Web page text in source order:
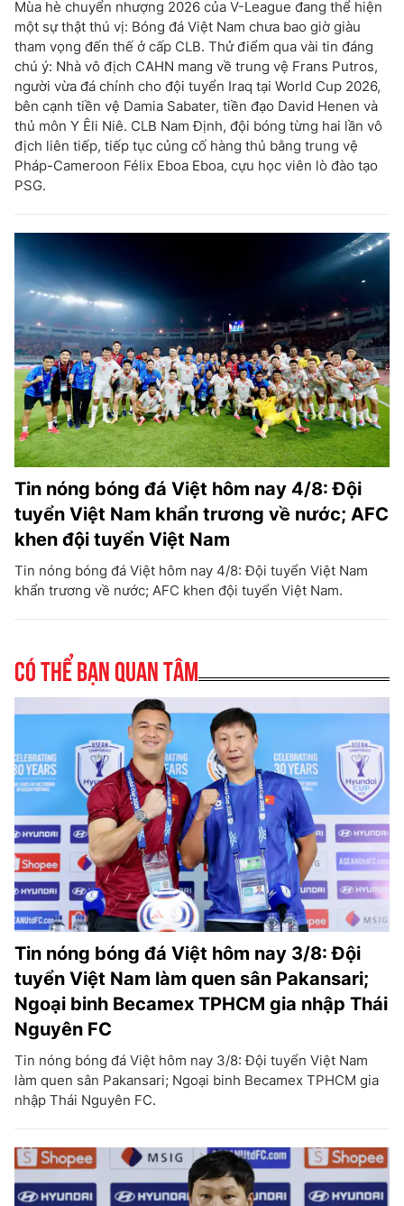
Mùa hè chuyển nhượng 2026 của V-League đang thể hiện
một sự thật thú vị: Bóng đá Việt Nam chưa bao giờ giàu
tham vọng đến thế ở cấp CLB. Thử điểm qua vài tin đáng
chú ý: Nhà vô địch CAHN mang về trung vệ Frans Putros,
người vừa đá chính cho đội tuyển Iraq tại World Cup 2026,
bên cạnh tiền vệ Damia Sabater, tiền đạo David Henen và
thủ môn Y Êli Niê. CLB Nam Định, đội bóng từng hai lần vô
địch liên tiếp, tiếp tục củng cố hàng thủ bằng trung vệ
Pháp-Cameroon Félix Eboa Eboa, cựu học viên lò đào tạo
PSG.
Tin nóng bóng đá Việt hôm nay 4/8: Đội
tuyển Việt Nam khẩn trương về nước; AFC
khen đội tuyển Việt Nam
Tin nóng bóng đá Việt hôm nay 4/8: Đội tuyển Việt Nam
khẩn trương về nước; AFC khen đội tuyển Việt Nam.
Có thể bạn quan tâm
Tin nóng bóng đá Việt hôm nay 3/8: Đội
tuyển Việt Nam làm quen sân Pakansari;
Ngoại binh Becamex TPHCM gia nhập Thái
Nguyên FC
Tin nóng bóng đá Việt hôm nay 3/8: Đội tuyển Việt Nam
làm quen sân Pakansari; Ngoại binh Becamex TPHCM gia
nhập Thái Nguyên FC.